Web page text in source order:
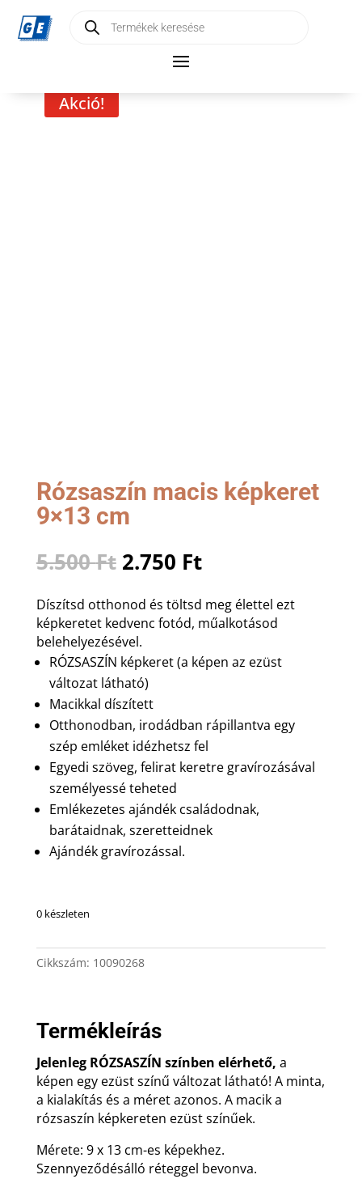
search
Akció!
Rózsaszín macis képkeret
9×13 cm
5.500Ft Original
price
was:
5.500 Ft.
2.750 FtCurrent
price
is:
2.750 Ft.
Díszítsd otthonod és töltsd meg élettel ezt
képkeretet kedvenc fotód, műalkotásod
belehelyezésével.
RÓZSASZÍN képkeret (a képen az ezüst
változat látható)
Macikkal díszített
Otthonodban, irodádban rápillantva egy
szép emléket idézhetsz fel
Egyedi szöveg, felirat keretre gravírozásával
személyessé teheted
Emlékezetes ajándék családodnak,
barátaidnak, szeretteidnek
Ajándék gravírozással.
0 készleten
Cikkszám: 10090268
Termékleírás
Jelenleg RÓZSASZÍN színben elérhető, a
képen egy ezüst színű változat látható! A minta,
a kialakítás és a méret azonos. A macik a
rózsaszín képkereten ezüst színűek.
Mérete: 9 x 13 cm-es képekhez.
Szennyeződésálló réteggel bevonva.